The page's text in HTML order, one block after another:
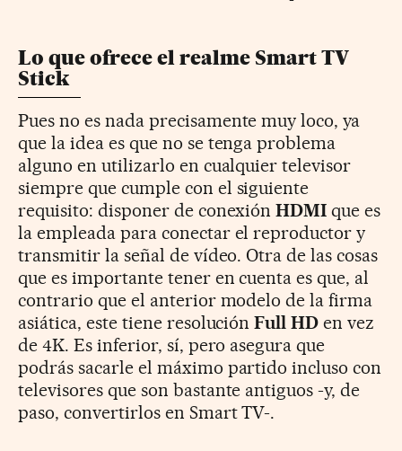
Lo que ofrece el realme Smart TV
Stick
Pues no es nada precisamente muy loco, ya
que la idea es que no se tenga problema
alguno en utilizarlo en cualquier televisor
siempre que cumple con el siguiente
requisito: disponer de conexiónHDMI que es
la empleada para conectar el reproductor y
transmitir la señal de vídeo. Otra de las cosas
que es importante tener en cuenta es que, al
contrario que el anterior modelo de la firma
asiática, este tiene resoluciónFull HD en vez
de 4K. Es inferior, sí, pero asegura que
podrás sacarle el máximo partido incluso con
televisores que son bastante antiguos -y, de
paso, convertirlos en Smart TV-.